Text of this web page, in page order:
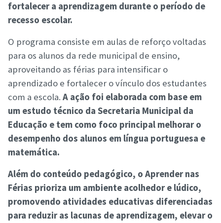
fortalecer a aprendizagem durante o período de
recesso escolar.
O programa consiste em aulas de reforço voltadas
para os alunos da rede municipal de ensino,
aproveitando as férias para intensificar o
aprendizado e fortalecer o vínculo dos estudantes
com a escola. A ação foi elaborada com base em
um estudo técnico da Secretaria Municipal da
Educação e tem como foco principal melhorar o
desempenho dos alunos em língua portuguesa e
matemática.
Além do conteúdo pedagógico, o Aprender nas
Férias prioriza um ambiente acolhedor e lúdico,
promovendo atividades educativas diferenciadas
para reduzir as lacunas de aprendizagem, elevar o